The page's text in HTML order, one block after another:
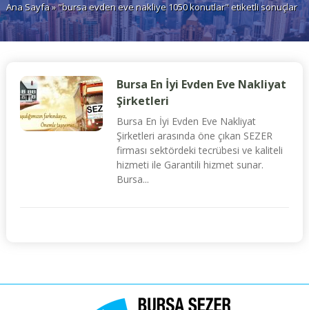
Ana Sayfa» "bursa evden eve nakliye 1050 konutlar" etiketli sonuçlar
Bursa En İyi Evden Eve Nakliyat
Şirketleri
Bursa En İyi Evden Eve Nakliyat
Şirketleri arasında öne çıkan SEZER
firması sektördeki tecrübesi ve kaliteli
hizmeti ile Garantili hizmet sunar.
Bursa...